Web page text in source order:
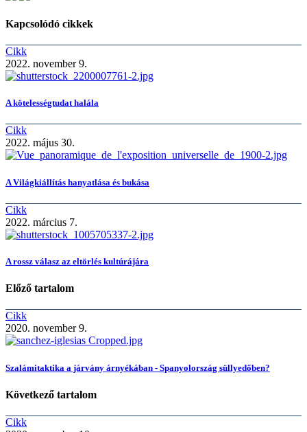
Kapcsolódó cikkek
Cikk
2022. november 9.
A kötelességtudat halála
Cikk
2022. május 30.
A Világkiállítás hanyatlása és bukása
Cikk
2022. március 7.
A rossz válasz az eltörlés kultúrájára
Előző tartalom
Cikk
2020. november 9.
Szalámitaktika a járvány árnyékában - Spanyolország süllyedőben?
Következő tartalom
Cikk